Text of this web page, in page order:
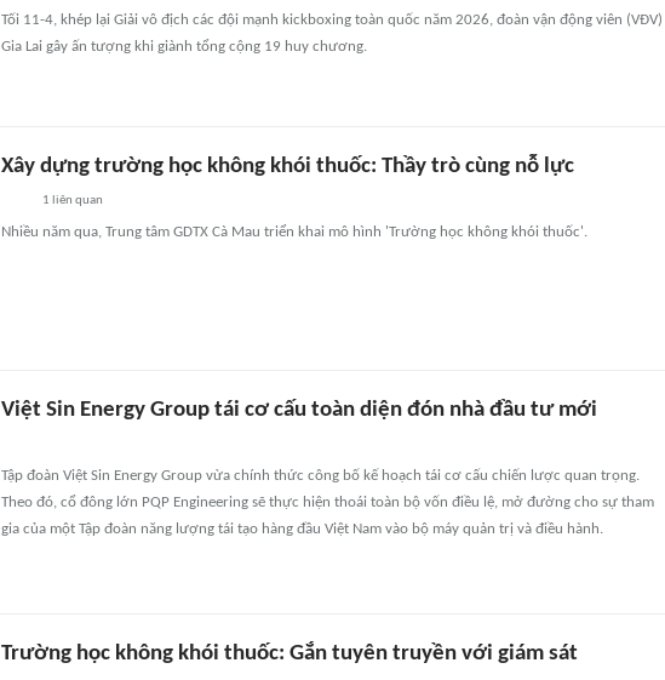
Tối 11-4, khép lại Giải vô địch các đội mạnh kickboxing toàn quốc năm 2026, đoàn vận động viên (VĐV)
Gia Lai gây ấn tượng khi giành tổng cộng 19 huy chương.
Xây dựng trường học không khói thuốc: Thầy trò cùng nỗ lực
1 liên quan
Nhiều năm qua, Trung tâm GDTX Cà Mau triển khai mô hình 'Trường học không khói thuốc'.
Việt Sin Energy Group tái cơ cấu toàn diện đón nhà đầu tư mới
Tập đoàn Việt Sin Energy Group vừa chính thức công bố kế hoạch tái cơ cấu chiến lược quan trọng.
Theo đó, cổ đông lớn PQP Engineering sẽ thực hiện thoái toàn bộ vốn điều lệ, mở đường cho sự tham
gia của một Tập đoàn năng lượng tái tạo hàng đầu Việt Nam vào bộ máy quản trị và điều hành.
Trường học không khói thuốc: Gắn tuyên truyền với giám sát